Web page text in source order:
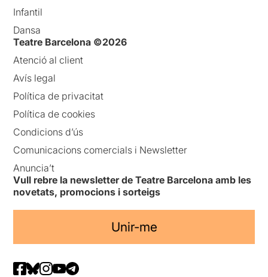
Infantil
Dansa
Teatre Barcelona ©2026
Atenció al client
Avís legal
Política de privacitat
Política de cookies
Condicions d’ús
Comunicacions comercials i Newsletter
Anuncia’t
Vull rebre la newsletter de Teatre Barcelona amb les
novetats, promocions i sorteigs
Unir-me